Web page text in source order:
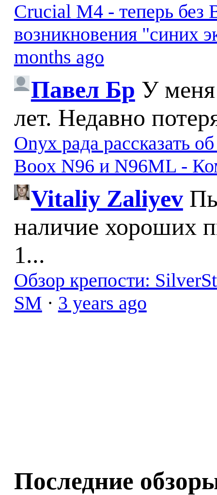
Crucial M4 - теперь без
возникновения "синих
months ago
Павел Бр У меня
лет. Недавно
Onyx рада рассказать
Boox N96 и N96ML -
Vitaliy Zaliyev
наличие хороших
1...
Обзор крепости:
SM · 3 years ago
Последние